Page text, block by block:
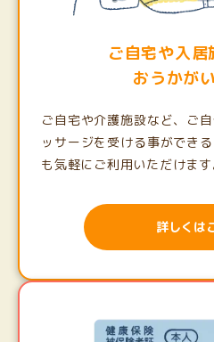
ご自宅や入居
おうかが
ご自宅や介護施設など、ご
ッサージを受ける事ができ
も気軽にご利用いただけます
詳しくは